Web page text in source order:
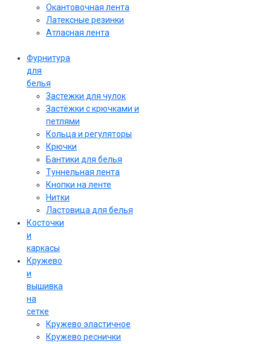
Окантовочная лента
Латексные резинки
Атласная лента
Фурнитура
для
белья
Застежки для чулок
Застёжки с крючками и
петлями
Кольца и регуляторы
Крючки
Бантики для белья
Туннельная лента
Кнопки на ленте
Нитки
Ластовица для белья
Косточки
и
каркасы
Кружево
и
вышивка
на
сетке
Кружево эластичное
Кружево реснички